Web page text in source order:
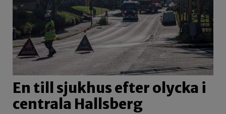
En till sjukhus efter olycka i
centrala Hallsberg